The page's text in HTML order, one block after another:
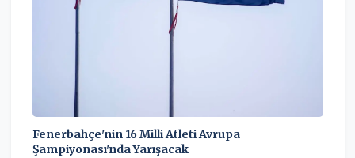
Fenerbahçe'nin 16 Milli Atleti Avrupa
Şampiyonası'nda Yarışacak